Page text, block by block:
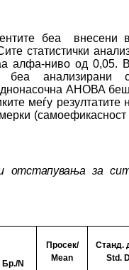
беа внесени
статистички
алфа-ниво од 0,05.
беа ана­ли­зи­ра­ни
АНОВА
меѓу резултатите
отстапувања за
Бр./N
Просек/
Mean
Станд.
Std.